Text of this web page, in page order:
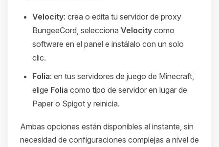
Velocity: crea o edita tu servidor de proxy
BungeeCord, selecciona Velocity como
software en el panel e instálalo con un solo
clic.
Folia: en tus servidores de juego de Minecraft,
elige Folia como tipo de servidor en lugar de
Paper o Spigot y reinicia.
Ambas opciones están disponibles al instante, sin
necesidad de configuraciones complejas a nivel de